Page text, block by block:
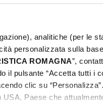
analitiche (per le
personalizzata sulla
ROMAGNA”,
il pulsante “Accetta tutti i
clic su “Personalizza”.
Paese che
Piazza